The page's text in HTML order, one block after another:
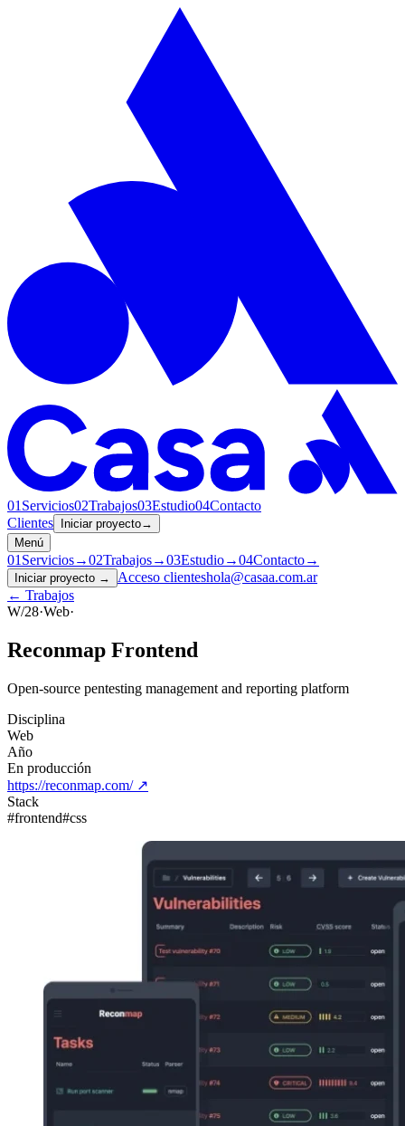
01 Servicios02Trabajos03Estudio04Contacto
Clientes
Iniciar proyecto→
Menú
01 Servicios→02Trabajos→03Estudio→04Contacto→
Iniciar proyecto → Acceso clienteshola@casaa.com.ar
← Trabajos
W/28·Web·
Reconmap Frontend
Open-source pentesting management and reporting platform
Disciplina
Web
Año
En producción
https://reconmap.com/ ↗
Stack
#frontend#css